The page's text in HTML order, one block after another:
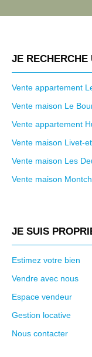
JE RECHERCHE
Vente appartement
Vente maison Le
Vente appartement
Vente maison Livet-
Vente maison Les
Vente maison
JE SUIS
Estimez votre bien
Vendre avec nous
Espace vendeur
Gestion locative
Nous contacter